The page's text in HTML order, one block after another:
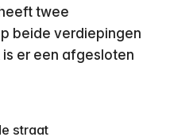
twee
beide verdiepingen
er een afgesloten
straat